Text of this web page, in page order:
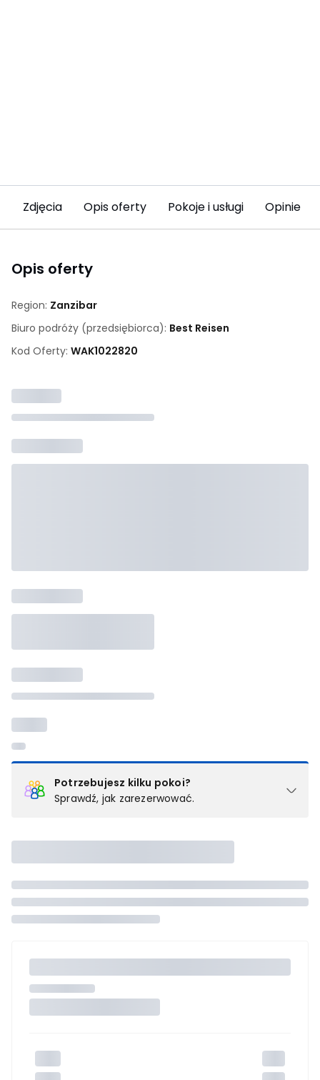
Zdjęcia Opis oferty Pokoje i usługi Opinie
Opis oferty
Region: Zanzibar
Biuro podróży (przedsiębiorca): Best Reisen
Kod Oferty: WAK1022820
Potrzebujesz kilku pokoi?
Sprawdź, jak zarezerwować.
pokoju (lub apartamencie, willi itd.). Wybierz jedną z ofert z listy
i zarezerwuj ją. Zrób oddzielne rezerwacje dla każdego
kolejnego pokoju lubskontaktuj się z nami,by złożyć
zamówienie u naszego doradcy.
Maksymalna liczba uczestników
maksymalny limit dla 1 pokoju.